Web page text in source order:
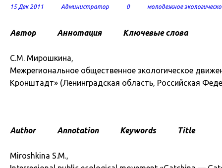
15 Дек 2011 Администратор 0 молодежное
Автор Аннотация Ключевые слова
С.М. Мирошкина,
Межрегиональное общественное экологическое
Кронштадт» (Ленинградская область, Российская
Author Annotation Keywords Title
Miroshkina S.M.,